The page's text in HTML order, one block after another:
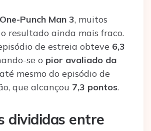
One-Punch Man 3, muitos
resultado ainda mais fraco.
de estreia obteve 6,3
se o pior avaliado da
mesmo do episódio de
que alcançou 7,3 pontos.
divididas entre